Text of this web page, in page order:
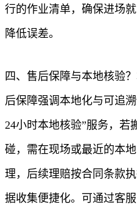
行的作业清单，确保进场
降低误差。
四、售后保障与本地核验
后保障强调本地化与可追
24小时本地核验”服务，若
碰，需在现场或最近的本
理，后续理赔按合同条款
据收集便捷化。可通过客